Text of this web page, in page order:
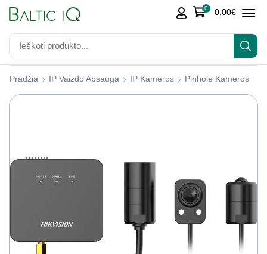
0 0,00€
Pradžia IP Vaizdo Apsauga IP Kameros Pinhole Kameros